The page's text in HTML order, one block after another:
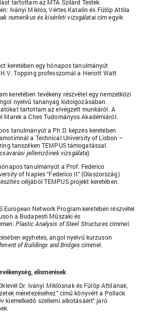
tartottam az MTA Szilárd Testek
Iványi Miklós, Vértes Katalin és Fülöp Attila
numerikus és kísérleti vizsgálataicím egyik
keretében egy hónapos tanulmányút
Topping professzornál a Heriott Watt
keretében tevékeny részvétel egy nemzetközi
nyelvű tananyag kidolgozásában.
tartottam az elvégzett munkáról. A
Marek a Ches Tudományos Akadémiáról.
tanulmányút a Ph.D. képzés keretében
a Technical University of Lisbon –
tanszéken TEMPUS támogatással.
jellemzőinek vizsgálata)
tanulmányút a Prof. Federico
of Naples “Federico II.” (Olaszország)
céljából TEMPUS projekt keretében.
European Network Program keretében részvétel
a Budapesti Műszaki és
Plastic Analysis of Steel Structurescímmel.
egyhetes, angol nyelvű kurzuson
of Buildings and Bridgescímmel.
elismerések
Dr. Iványi Miklósnak és Fülöp Attilának,
méretezéséhez” című könyvért a Pollack
kiemelkedő szellemi alkotásáért” járó